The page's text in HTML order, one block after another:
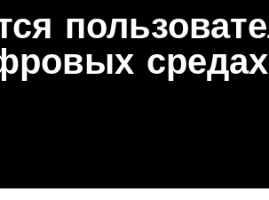
средах